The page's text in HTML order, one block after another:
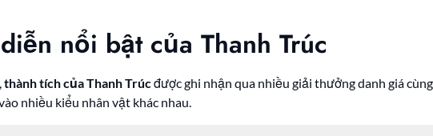
nổi bật của Thanh Trúc
thành tích của Thanh Trúcđược ghi nhận qua nhiều giải thưởng danh giá
nhiều kiểu nhân vật khác nhau.